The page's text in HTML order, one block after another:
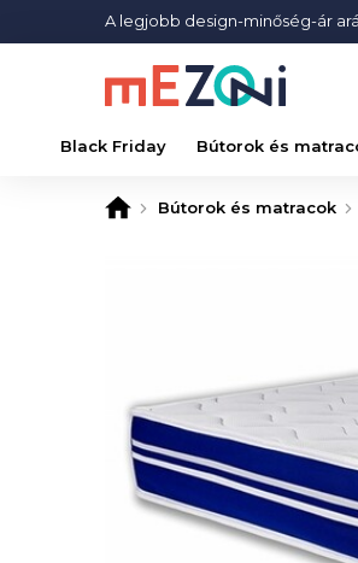
A legjobb design-minőség-ár
Black Friday Bútorok és
Bútorok és matracok